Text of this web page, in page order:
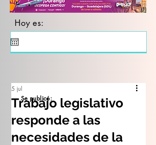
Hoy es:
Trabajo legislativo
responde a las
necesidades de la
5 jul
Se publicó: